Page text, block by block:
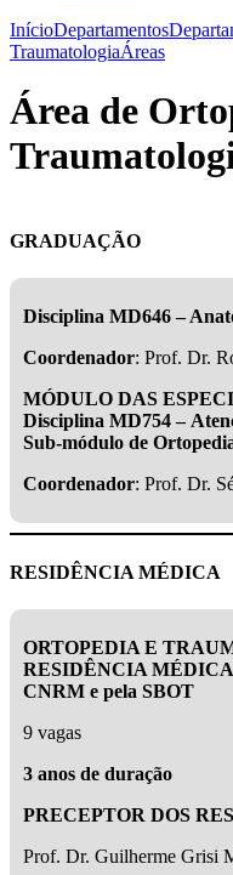
InícioDepartamentos
TraumatologiaÁreas
Área de
GRADUAÇÃO
Disciplina MD646 –
Coordenador:​ Prof. Dr.
MÓDULO DAS
Disciplina MD754 –
Sub-módulo de
Coordenador: Prof. Dr.
RESIDÊNCIA MÉDICA
ORTOPEDIA E
RESIDÊNCIA
CNRM e pela SBOT
9 vagas
3 anos de duração
PRECEPTOR DOS
Prof. Dr. Guilherme Grisi